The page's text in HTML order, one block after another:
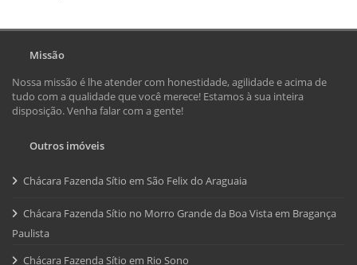
Missão
Nossa missão é lhe atender com honestidade, agilidade e acima de
tudo com a qualidade que você merece! Estamos à sua inteira
disposição. Venha falar com a gente!
Outros imóveis
Chácara Fazenda Sítio em São Felix do Araguaia
Chácara Fazenda Sítio no Morro Grande da Boa Vista em Bragança
Paulista
Chácara Fazenda Sítio em Rio Sono